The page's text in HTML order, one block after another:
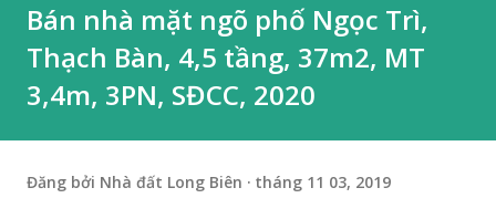
Bán nhà mặt ngõ phố Ngọc Trì,
Thạch Bàn, 4,5 tầng, 37m2, MT
3,4m, 3PN, SĐCC, 2020
Đăng bởi Nhà đất Long Biên tháng 11 03, 2019